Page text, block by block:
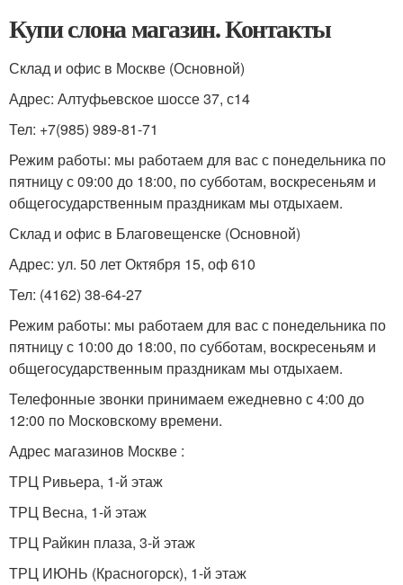
Купи слона магазин. Контакты
Склад и офис в Москве (Основной)
Адрес: Алтуфьевское шоссе 37, с14
Тел: +7(985) 989-81-71
Режим работы: мы работаем для вас с понедельника по
пятницу с 09:00 до 18:00, по субботам, воскресеньям и
общегосударственным праздникам мы отдыхаем.
Склад и офис в Благовещенске (Основной)
Адрес: ул. 50 лет Октября 15, оф 610
Тел: (4162) 38-64-27
Режим работы: мы работаем для вас с понедельника по
пятницу с 10:00 до 18:00, по субботам, воскресеньям и
общегосударственным праздникам мы отдыхаем.
Телефонные звонки принимаем ежедневно с 4:00 до
12:00 по Московскому времени.
Адрес магазинов Москве :
ТРЦ Ривьера, 1-й этаж
ТРЦ Весна, 1-й этаж
ТРЦ Райкин плаза, 3-й этаж
ТРЦ ИЮНЬ (Красногорск), 1-й этаж